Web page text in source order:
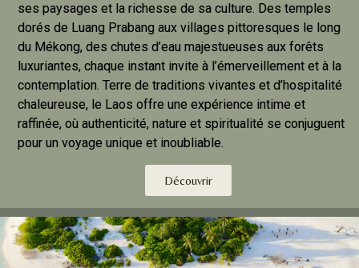
ses paysages et la richesse de sa culture. Des temples
dorés de Luang Prabang aux villages pittoresques le long
du Mékong, des chutes d’eau majestueuses aux forêts
luxuriantes, chaque instant invite à l’émerveillement et à la
contemplation. Terre de traditions vivantes et d’hospitalité
chaleureuse, le Laos offre une expérience intime et
raffinée, où authenticité, nature et spiritualité se conjuguent
pour un voyage unique et inoubliable.
Découvrir